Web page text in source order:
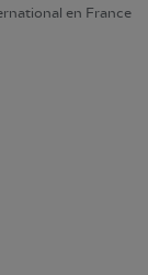
en France